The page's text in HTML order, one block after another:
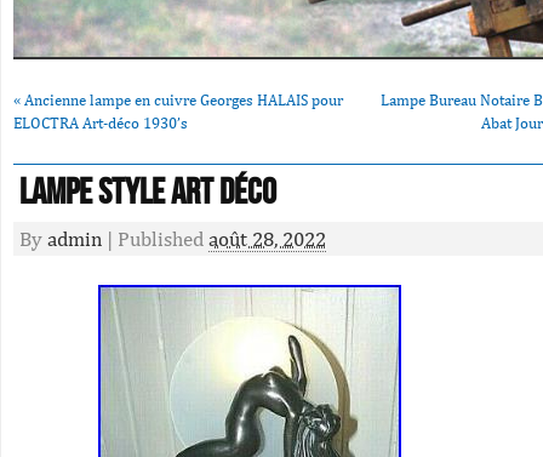
« Ancienne lampe en cuivre Georges HALAIS pour
ELOCTRA Art-déco 1930’s
Lampe Bureau Notaire
Abat
Lampe style art déco
By admin | Published août 28, 2022